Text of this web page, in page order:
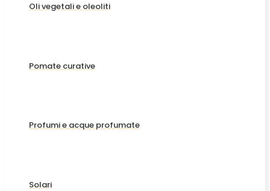
Oli vegetali e oleoliti
Pomate curative
Profumi e acque profumate
Solari